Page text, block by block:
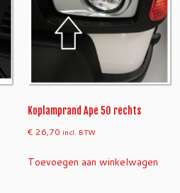
Koplamprand Ape 50 rechts
€ 26,70 incl. BTW
Toevoegen aan winkelwagen